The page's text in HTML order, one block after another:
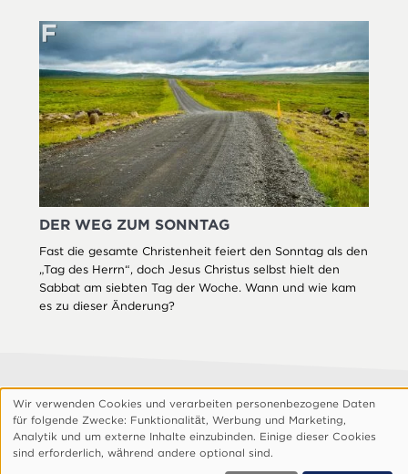
DER WEG ZUM SONNTAG
Fast die gesamte Christenheit feiert den Sonntag als den
„Tag des Herrn“, doch Jesus Christus selbst hielt den
Sabbat am siebten Tag der Woche. Wann und wie kam
es zu dieser Änderung?
Footer
Über Uns
Datenschutzerklärung
Cookie-Einstellungen Anpassen
© 1999, 2026 Die Kirche Gottes e.V. – alle Rechte vorbehalten
Verwendung
personenbezogener
Daten
Wir verwenden Cookies und verarbeiten personenbezogene Daten
für folgende Zwecke: Funktionalitӓt, Werbung und Marketing,
Analytik und um externe Inhalte einzubinden. Einige dieser Cookies
sind erforderlich, wӓhrend andere optional sind.